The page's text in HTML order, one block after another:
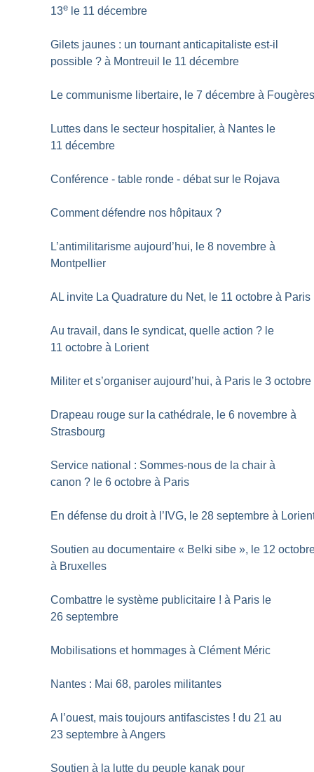
13e le 11 décembre
Gilets jaunes : un tournant anticapitaliste est-il
possible ? à Montreuil le 11 décembre
Le communisme libertaire, le 7 décembre à
Luttes dans le secteur hospitalier, à Nantes le
11 décembre
Conférence - table ronde - débat sur le Rojava
Comment défendre nos hôpitaux ?
L’antimilitarisme aujourd’hui, le 8 novembre à
Montpellier
AL invite La Quadrature du Net, le 11 octobre à Paris
Au travail, dans le syndicat, quelle action ? le
11 octobre à Lorient
Militer et s’organiser aujourd’hui, à Paris le 3 octobre
Drapeau rouge sur la cathédrale, le 6 novembre à
Strasbourg
Service national : Sommes-nous de la chair à
canon ? le 6 octobre à Paris
En défense du droit à l’IVG, le 28 septembre à
Soutien au documentaire « Belki sibe », le 12
à Bruxelles
Combattre le système publicitaire ! à Paris le
26 septembre
Mobilisations et hommages à Clément Méric
Nantes : Mai 68, paroles militantes
A l’ouest, mais toujours antifascistes ! du 21 au
23 septembre à Angers
Soutien à la lutte du peuple kanak pour